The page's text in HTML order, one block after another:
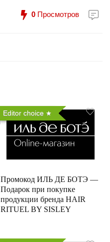
0 Просмотров
Editor choice
Промокод ИЛЬ ДЕ БОТЭ —
Подарок при покупке
продукции бренда HAIR
RITUEL BY SISLEY